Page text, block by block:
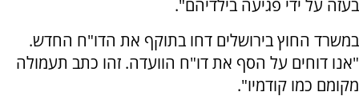
בעזה על ידי פגיעה בילדיהם".
במשרד החוץ בירושלים דחו בתוקף את הדו"ח החדש.
"אנו דוחים על הסף את דו"ח הוועדה. זהו כתב תעמולה
מקומם כמו קודמיו".